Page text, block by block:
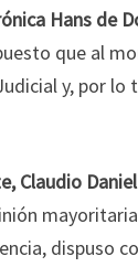
Hans de
que al
y, por lo
Claudio
dispuso